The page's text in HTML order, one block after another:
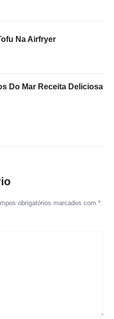
Na Airfryer
Do Mar Receita Deliciosa
obrigatórios marcados com *.